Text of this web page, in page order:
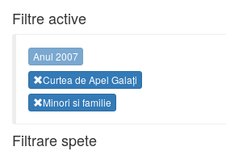
Filtre active
Anul 2007
Curtea de Apel Galați
Minori si familie
Filtrare spete